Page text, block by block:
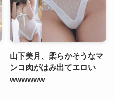
山下美月、柔らかそうなマ
ンコ肉がはみ出てエロい
wwwwww